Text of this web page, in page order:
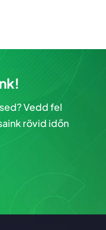
Vedd fel
rövid időn